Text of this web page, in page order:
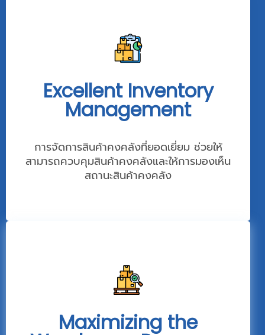
Excellent Inventory
Management
การจัดการสินค้าคงคลังที่ยอดเยี่ยม ช่วยให้
สามารถควบคุมสินค้าคงคลังและให้การมองเห็น
สถานะสินค้าคงคลัง
Maximizing the